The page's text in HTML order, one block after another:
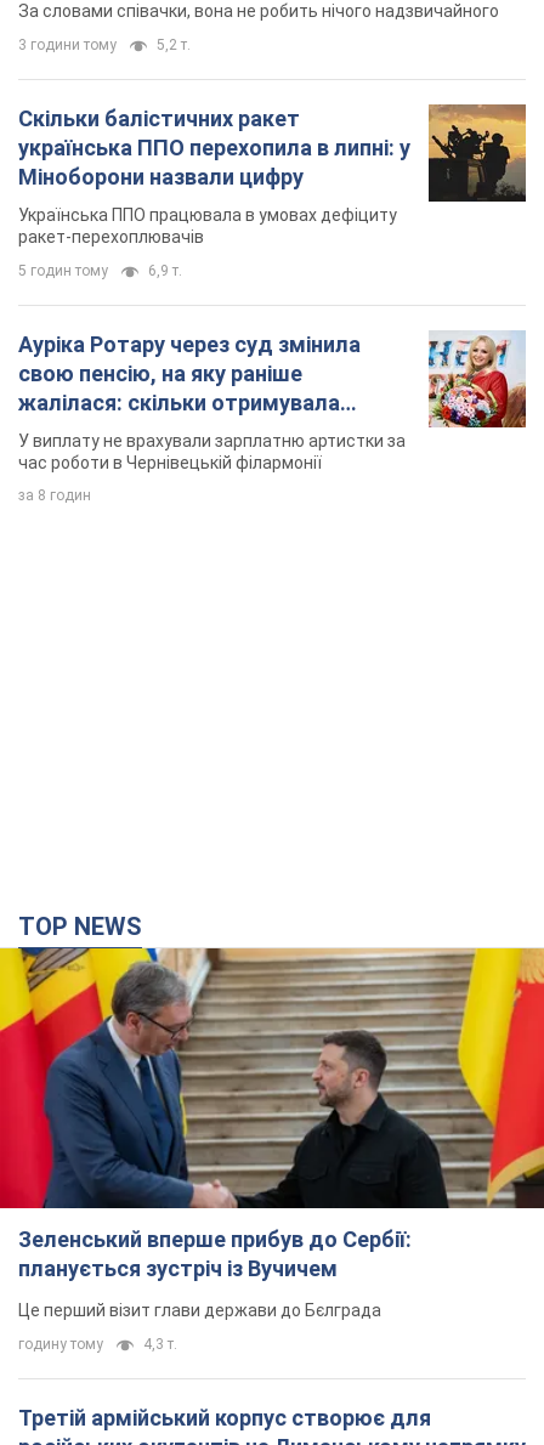
За словами співачки, вона не робить нічого надзвичайного
3 години тому 5,2 т.
Скільки балістичних ракет
українська ППО перехопила в липні: у
Міноборони назвали цифру
Українська ППО працювала в умовах дефіциту
ракет-перехоплювачів
5 годин тому 6,9 т.
Ауріка Ротару через суд змінила
свою пенсію, на яку раніше
жалілася: скільки отримувала
співачка
У виплату не врахували зарплатню артистки за
час роботи в Чернівецькій філармонії
за 8 годин
TOP NEWS
Зеленський вперше прибув до Сербії:
планується зустріч із Вучичем
Це перший візит глави держави до Бєлграда
годину тому 4,3 т.
Третій армійський корпус створює для